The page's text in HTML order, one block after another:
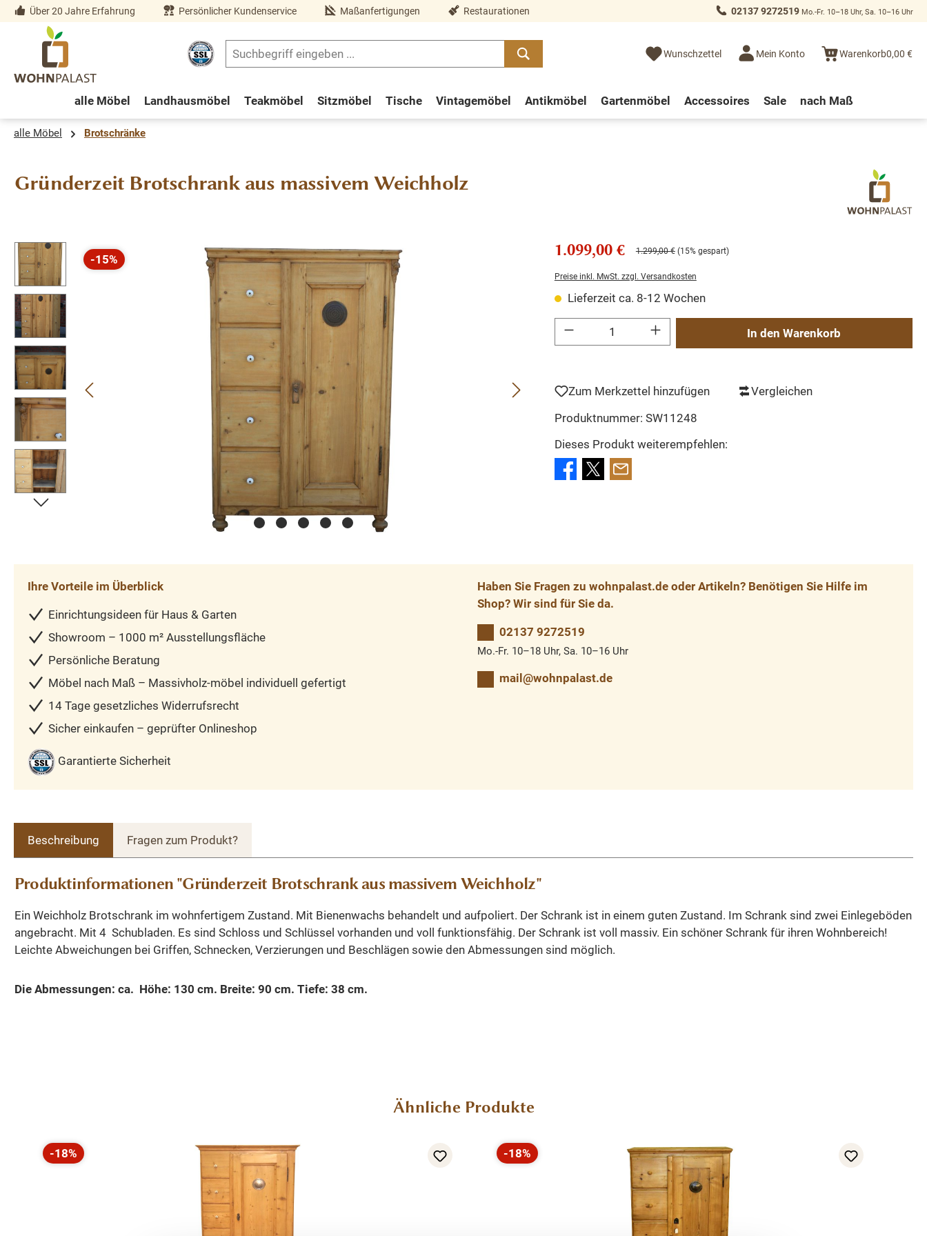
Zur Hauptnavigation springen
Über 20 Jahre Erfahrung Persönlicher Kundenservice Maßanfertigungen Restaurationen 02137 9272519 Mo.-Fr. 10–18 Uhr, Sa. 10–16 Uhr
Wunschzettel Mein Konto Warenkorb0,00 €
alle Möbel Landhausmöbel Teakmöbel Sitzmöbel Tische Vintagemöbel Antikmöbel Gartenmöbel Accessoires Sale nach Maß
alle Möbel Brotschränke
Gründerzeit Brotschrank aus massivem Weichholz
Bildergalerie überspringen
-15%
Rabatt
1.099,00 € 1.299,00 € (15% gespart)
Preise inkl. MwSt. zzgl. Versandkosten
Lieferzeit ca. 8-12 Wochen
Produkt Anzahl: Gib den gewünschten Wert ein oder benutze die Schaltflächen um die Anzahl zu
In den Warenkorb
Zum Merkzettel hinzufügen
Vergleichen
Produktnummer: SW11248
Dieses Produkt weiterempfehlen:
Ihre Vorteile im Überblick
Einrichtungsideen für Haus & Garten
Showroom – 1000 m² Ausstellungsfläche
Persönliche Beratung
Möbel nach Maß – Massivholz-möbel individuell gefertigt
14 Tage gesetzliches Widerrufsrecht
Sicher einkaufen – geprüfter Onlineshop
Garantierte Sicherheit
Haben Sie Fragen zu wohnpalast.de oder Artikeln? Benötigen Sie Hilfe im
Shop? Wir sind für Sie da.
02137 9272519
Mo.-Fr. 10–18 Uhr, Sa. 10–16 Uhr
mail@wohnpalast.de
Beschreibung Fragen zum Produkt?
Produktinformationen "Gründerzeit Brotschrank aus massivem Weichholz"
Ein Weichholz Brotschrank im wohnfertigem Zustand. Mit Bienenwachs behandelt und aufpoliert. Der Schrank ist in einem guten Zustand. Im Schrank sind zwei Einlegeböden
angebracht. Mit 4 Schubladen. Es sind Schloss und Schlüssel vorhanden und voll funktionsfähig. Der Schrank ist voll massiv. Ein schöner Schrank für ihren Wohnbereich!
Leichte Abweichungen bei Griffen, Schnecken, Verzierungen und Beschlägen sowie den Abmessungen sind möglich.
Die Abmessungen: ca. Höhe: 130 cm. Breite: 90 cm. Tiefe: 38 cm.
Ähnliche Produkte
Rabatt
-18%
Rabatt
-18%